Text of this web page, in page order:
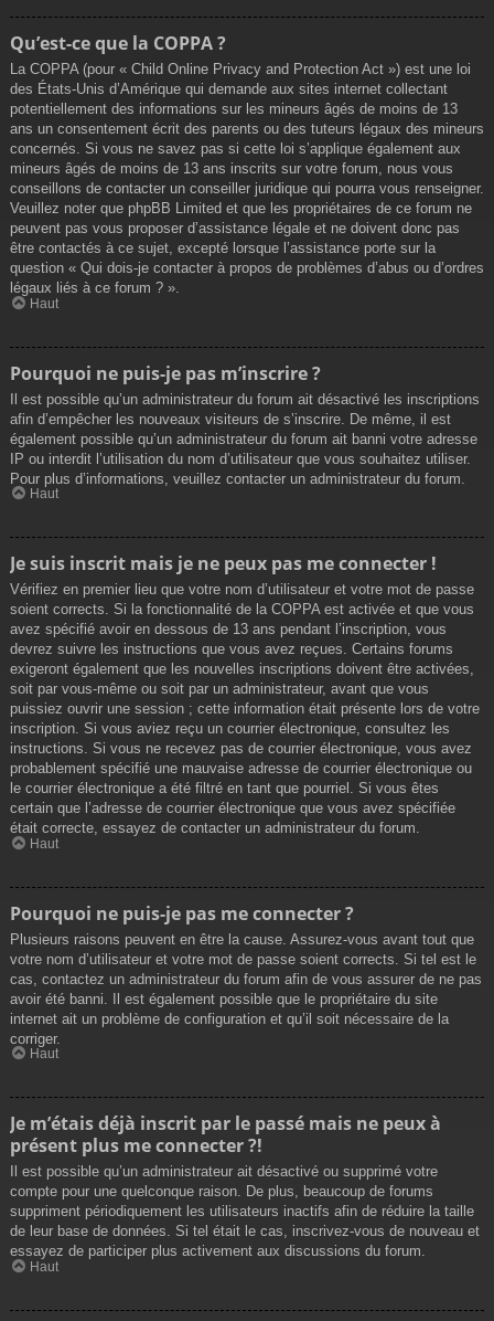
Qu’est-ce que la COPPA ?
La COPPA (pour « Child Online Privacy and Protection Act ») est une loi
des États-Unis d’Amérique qui demande aux sites internet collectant
potentiellement des informations sur les mineurs âgés de moins de 13
ans un consentement écrit des parents ou des tuteurs légaux des mineurs
concernés. Si vous ne savez pas si cette loi s’applique également aux
mineurs âgés de moins de 13 ans inscrits sur votre forum, nous vous
conseillons de contacter un conseiller juridique qui pourra vous renseigner.
Veuillez noter que phpBB Limited et que les propriétaires de ce forum ne
peuvent pas vous proposer d’assistance légale et ne doivent donc pas
être contactés à ce sujet, excepté lorsque l’assistance porte sur la
question « Qui dois-je contacter à propos de problèmes d’abus ou d’ordres
légaux liés à ce forum ? ».
Haut
Pourquoi ne puis-je pas m’inscrire ?
Il est possible qu’un administrateur du forum ait désactivé les inscriptions
afin d’empêcher les nouveaux visiteurs de s’inscrire. De même, il est
également possible qu’un administrateur du forum ait banni votre adresse
IP ou interdit l’utilisation du nom d’utilisateur que vous souhaitez utiliser.
Pour plus d’informations, veuillez contacter un administrateur du forum.
Haut
Je suis inscrit mais je ne peux pas me connecter !
Vérifiez en premier lieu que votre nom d’utilisateur et votre mot de passe
soient corrects. Si la fonctionnalité de la COPPA est activée et que vous
avez spécifié avoir en dessous de 13 ans pendant l’inscription, vous
devrez suivre les instructions que vous avez reçues. Certains forums
exigeront également que les nouvelles inscriptions doivent être activées,
soit par vous-même ou soit par un administrateur, avant que vous
puissiez ouvrir une session ; cette information était présente lors de votre
inscription. Si vous aviez reçu un courrier électronique, consultez les
instructions. Si vous ne recevez pas de courrier électronique, vous avez
probablement spécifié une mauvaise adresse de courrier électronique ou
le courrier électronique a été filtré en tant que pourriel. Si vous êtes
certain que l’adresse de courrier électronique que vous avez spécifiée
était correcte, essayez de contacter un administrateur du forum.
Haut
Pourquoi ne puis-je pas me connecter ?
Plusieurs raisons peuvent en être la cause. Assurez-vous avant tout que
votre nom d’utilisateur et votre mot de passe soient corrects. Si tel est le
cas, contactez un administrateur du forum afin de vous assurer de ne pas
avoir été banni. Il est également possible que le propriétaire du site
internet ait un problème de configuration et qu’il soit nécessaire de la
corriger.
Haut
Je m’étais déjà inscrit par le passé mais ne peux à
présent plus me connecter ?!
Il est possible qu’un administrateur ait désactivé ou supprimé votre
compte pour une quelconque raison. De plus, beaucoup de forums
suppriment périodiquement les utilisateurs inactifs afin de réduire la taille
de leur base de données. Si tel était le cas, inscrivez-vous de nouveau et
essayez de participer plus activement aux discussions du forum.
Haut